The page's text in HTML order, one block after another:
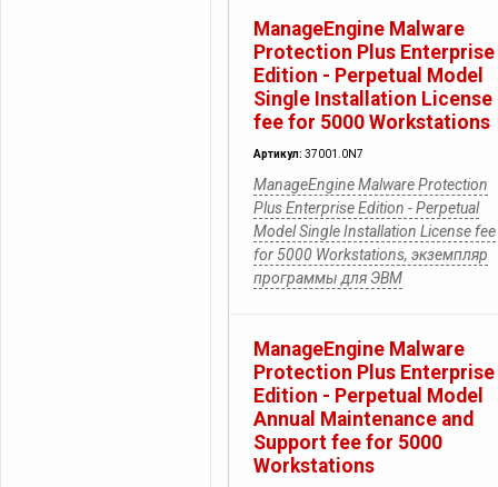
ManageEngine Malware
Protection Plus Enterprise
Edition - Perpetual Model
Single Installation License
fee for 5000 Workstations
Артикул: 37001.0N7
ManageEngine Malware Protection
Plus Enterprise Edition - Perpetual
Model Single Installation License fee
for 5000 Workstations, экземпляр
программы для ЭВМ
ManageEngine Malware
Protection Plus Enterprise
Edition - Perpetual Model
Annual Maintenance and
Support fee for 5000
Workstations